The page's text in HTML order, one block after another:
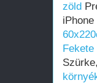
zöld
Fekete